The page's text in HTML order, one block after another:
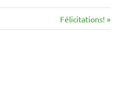
Nächster
Beitrag:
Félicitations!